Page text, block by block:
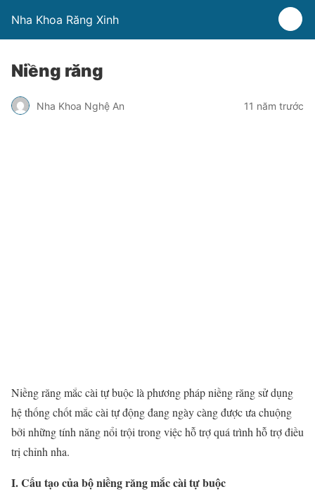
Nha Khoa Răng Xinh
Niềng răng
Nha Khoa Nghệ An 11 năm trước
Niềng răng mắc cài tự buộc là phương pháp niềng răng sử dụng
hệ thống chốt mắc cài tự động đang ngày càng được ưa chuộng
bởi những tính năng nổi trội trong việc hỗ trợ quá trình hỗ trợ điều
trị chỉnh nha.
I. Cấu tạo của bộ niềng răng mắc cài tự buộc